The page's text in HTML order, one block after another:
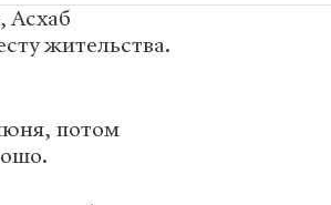
Асхаб
жительства.
потом